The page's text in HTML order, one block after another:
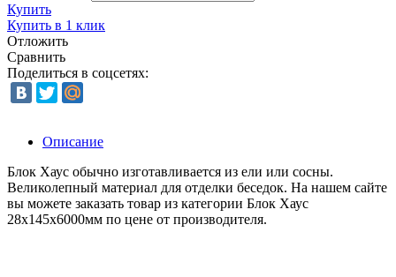
Купить
Купить в 1 клик
Отложить
Сравнить
Поделиться в соцсетях:
Описание
Блок Хаус обычно изготавливается из ели или сосны.
Великолепный материал для отделки беседок. На нашем сайте
вы можете заказать товар из категории Блок Хаус
28х145х6000мм по цене от производителя.